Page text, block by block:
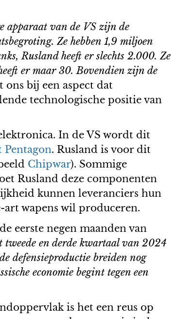
apparaat van de VS zijn de
Ze hebben 1,9 miljoen
Rusland heeft er slechts 2.000. Ze
er maar 30. Bovendien zijn de
ons bij een aspect dat
technologische positie van
In de VS wordt dit
Pentagon. Rusland is voor dit
Chipwar). Sommige
Rusland deze componenten
kunnen leveranciers hun
art wapens wil produceren.
eerste negen maanden van
tweede en derde kwartaal van 2024
defensieproductie breiden nog
economie begint tegen een
is het een reus op